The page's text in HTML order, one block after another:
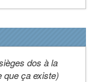
dos à la
que ça existe)